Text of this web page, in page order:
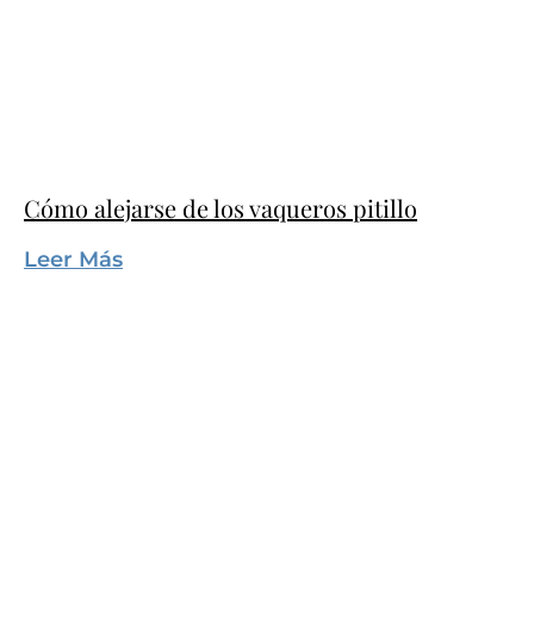
Cómo alejarse de los vaqueros pitillo
Leer Más